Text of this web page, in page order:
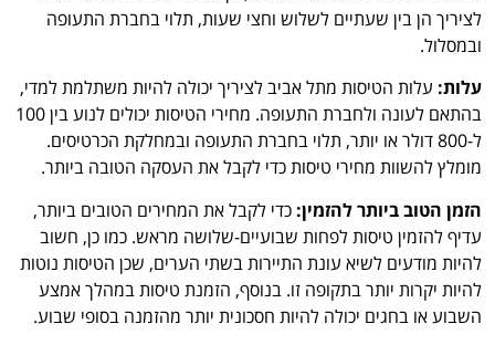
לציריך הן בין שעתיים לשלוש וחצי שעות, תלוי בחברת התעופה
ובמסלול.
עלות: עלות הטיסות מתל אביב לציריך יכולה להיות משתלמת למדי,
בהתאם לעונה ולחברת התעופה. מחירי הטיסות יכולים לנוע בין 100
ל-800 דולר או יותר, תלוי בחברת התעופה ובמחלקת הכרטיסים.
מומלץ להשוות מחירי טיסות כדי לקבל את העסקה הטובה ביותר.
הזמן הטוב ביותר להזמין: כדי לקבל את המחירים הטובים ביותר,
עדיף להזמין טיסות לפחות שבועיים-שלושה מראש. כמו כן, חשוב
להיות מודעים לשיא עונת התיירות בשתי הערים, שכן הטיסות נוטות
להיות יקרות יותר בתקופה זו. בנוסף, הזמנת טיסות במהלך אמצע
השבוע או בחגים יכולה להיות חסכונית יותר מהזמנה בסופי שבוע.